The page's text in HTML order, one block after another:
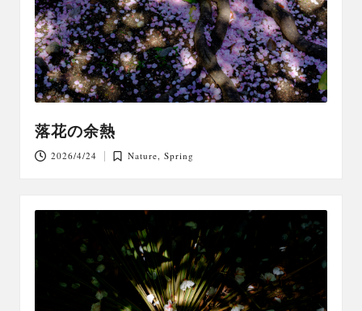
落花の余熱
2026/4/24
Posted
Nature,Spring